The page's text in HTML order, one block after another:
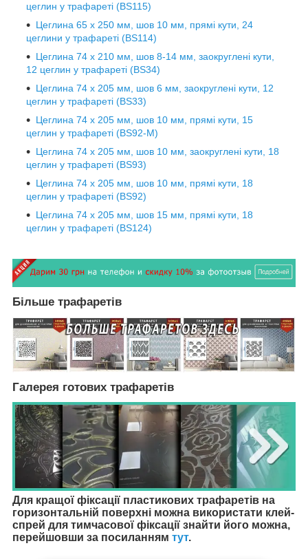
цеглин у трафареті (BS115)
Цеглина 65 х 250 мм, шов 10 мм, прямі кути, 24
цеглини у трафареті (BS114)
Цеглина 74 х 210 мм, шов 8-14 мм, заокруглені кути,
12 цеглин у трафареті (BS34)
Цеглина 74 х 205 мм, шов 6 мм, заокруглені кути, 12
цеглин у трафареті (BS33)
Цеглина 74 х 205 мм, шов 10 мм, прямі кути, 15
цеглин у трафареті (BS92-М)
Цеглина 74 х 205 мм, шов 10 мм, заокруглені кути, 18
цеглин у трафареті (BS93)
Цеглина 74 х 205 мм, шов 10 мм, прямі кути, 18
цеглин у трафареті (BS92)
Цеглина 74 х 205 мм, шов 15 мм, прямі кути, 18
цеглин у трафареті (BS124)
Більше трафаретів
Галерея готових трафаретів
Для кращої фіксації пластикових трафаретів на
горизонтальній поверхні можна використати клей-
спрей для тимчасової фіксації знайти його можна,
перейшовши за посиланням тут.